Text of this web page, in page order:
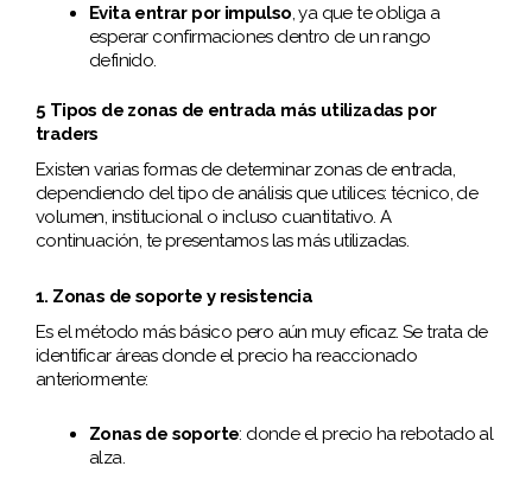
Evita entrar por impulso, ya que te obliga a
esperar confirmaciones dentro de un rango
definido.
5 Tipos de zonas de entrada más utilizadas por
traders
Existen varias formas de determinar zonas de entrada,
dependiendo del tipo de análisis que utilices: técnico, de
volumen, institucional o incluso cuantitativo. A
continuación, te presentamos las más utilizadas.
1. Zonas de soporte y resistencia
Es el método más básico pero aún muy eficaz. Se trata de
identificar áreas donde el precio ha reaccionado
anteriormente:
Zonas de soporte: donde el precio ha rebotado al
alza.